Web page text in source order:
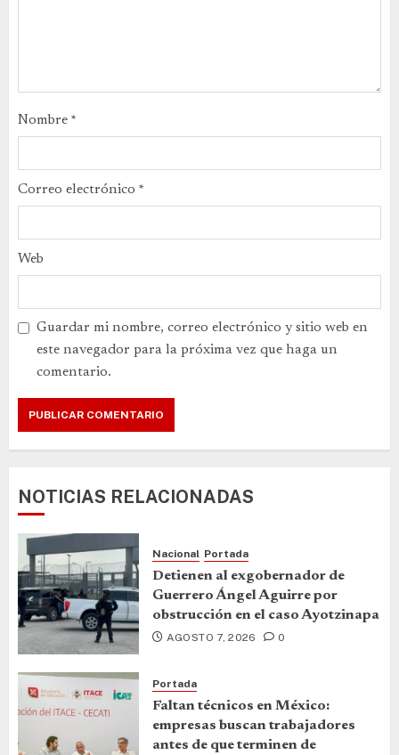
Nombre *
Correo electrónico *
Web
Guardar mi nombre, correo electrónico y sitio web en
este navegador para la próxima vez que haga un
comentario.
NOTICIAS RELACIONADAS
Nacional Portada
Detienen al exgobernador de
Guerrero Ángel Aguirre por
obstrucción en el caso Ayotzinapa
AGOSTO 7, 2026 0
Portada
Faltan técnicos en México:
empresas buscan trabajadores
antes de que terminen de